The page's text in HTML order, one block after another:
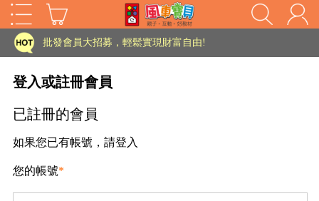
家長樂了!「風車書版集團暨FOOD超人企業總部」目前正興建中!
批發會員大招募，輕鬆實現財富自由!
登入或註冊會員
已註冊的會員
如果您已有帳號，請登入
您的帳號*